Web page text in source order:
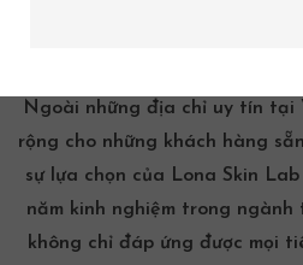
Ngoài những địa chỉ uy tín tại
rộng cho những khách hàng
sự lựa chọn của Lona Skin
năm kinh nghiệm trong ngành
không chỉ đáp ứng được mọi